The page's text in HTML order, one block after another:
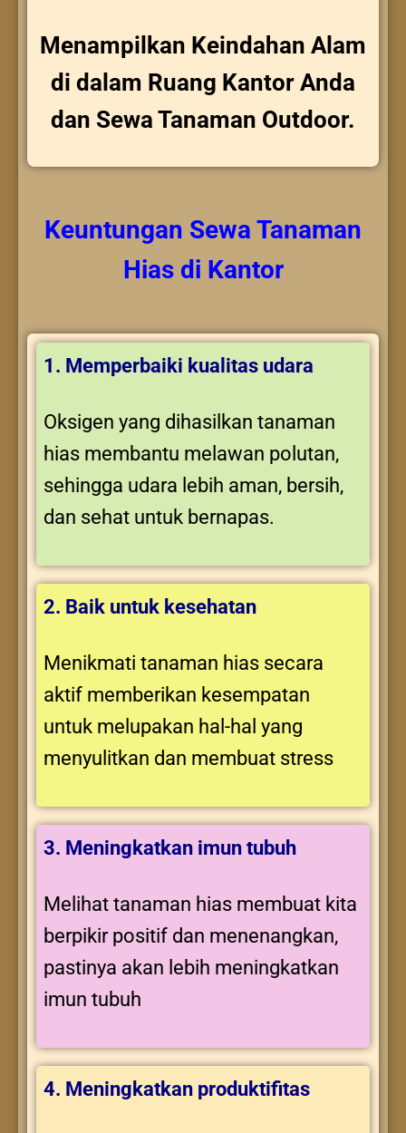
Menampilkan Keindahan Alam
di dalam Ruang Kantor Anda
dan Sewa Tanaman Outdoor.
Keuntungan Sewa Tanaman
Hiasdi Kantor
1. Memperbaiki kualitas udara
Oksigen yang dihasilkan tanaman
hias membantu melawan polutan,
sehingga udara lebih aman, bersih,
dan sehat untuk bernapas.
2. Baik untuk kesehatan
Menikmati tanaman hias secara
aktif memberikan kesempatan
untuk melupakan hal-hal yang
menyulitkan dan membuat stress
3. Meningkatkan imun tubuh
Melihat tanaman hias membuat kita
berpikir positif dan menenangkan,
pastinya akan lebih meningkatkan
imun tubuh
4. Meningkatkan produktifitas